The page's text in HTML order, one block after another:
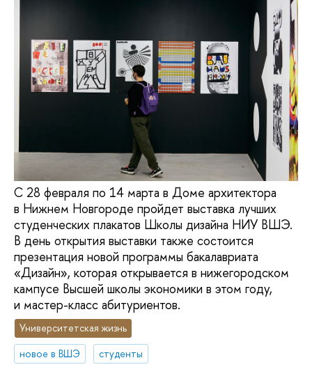
С 28 февраля по 14 марта в Доме архитектора
в Нижнем Новгороде пройдет выставка лучших
студенческих плакатов Школы дизайна НИУ ВШЭ.
В день открытия выставки также состоится
презентация новой программы бакалавриата
«Дизайн», которая открывается в нижегородском
кампусе Высшей школы экономики в этом году,
и мастер-класс абитуриентов.
Университетская жизнь
новое в ВШЭ
студенты